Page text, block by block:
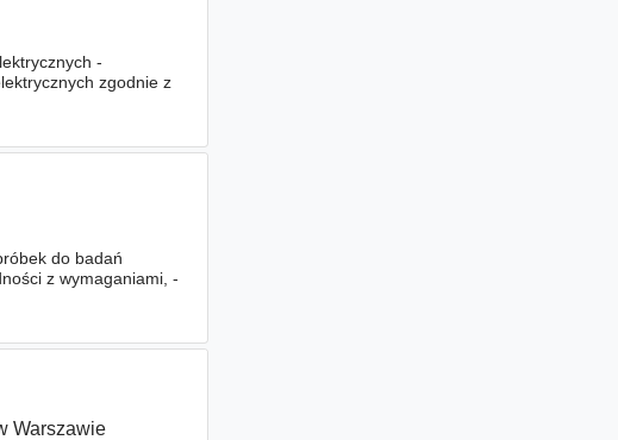
-
zgodnie z
do badań
z wymaganiami, -
Warszawie